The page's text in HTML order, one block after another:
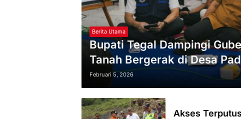
Berita Utama
Bupati Tegal Dampingi
Tanah Bergerak di Desa
Februari 5, 2026
Akses